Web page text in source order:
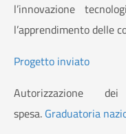
l’innovazione
l’apprendimento delle
Progetto inviato
Autorizzazione
spesa.Graduatoria